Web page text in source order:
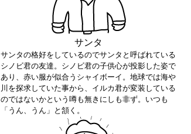
サンタ
サンタの格好をしているのでサンタと呼ばれている
シノビ君の友達。シノビ君の子供心が投影した姿で
あり、赤い服が似合うシャイボーイ。地球では海や
川を探求していた事から、イルカ君が変装している
のではないかという噂も無きにしも非ず。いつも
「うん、うん」と頷く。